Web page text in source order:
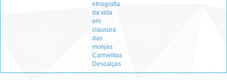
etnografia
da vida
em
clausura
das
monjas
Carmelitas
Descalças